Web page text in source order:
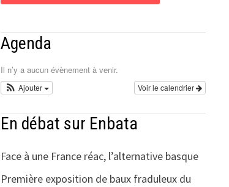
Agenda
Il n’y a aucun évènement à venir.
Voir le calendrier
Ajouter
En débat sur Enbata
Face à une France réac, l’alternative basque
Première exposition de baux fraduleux du